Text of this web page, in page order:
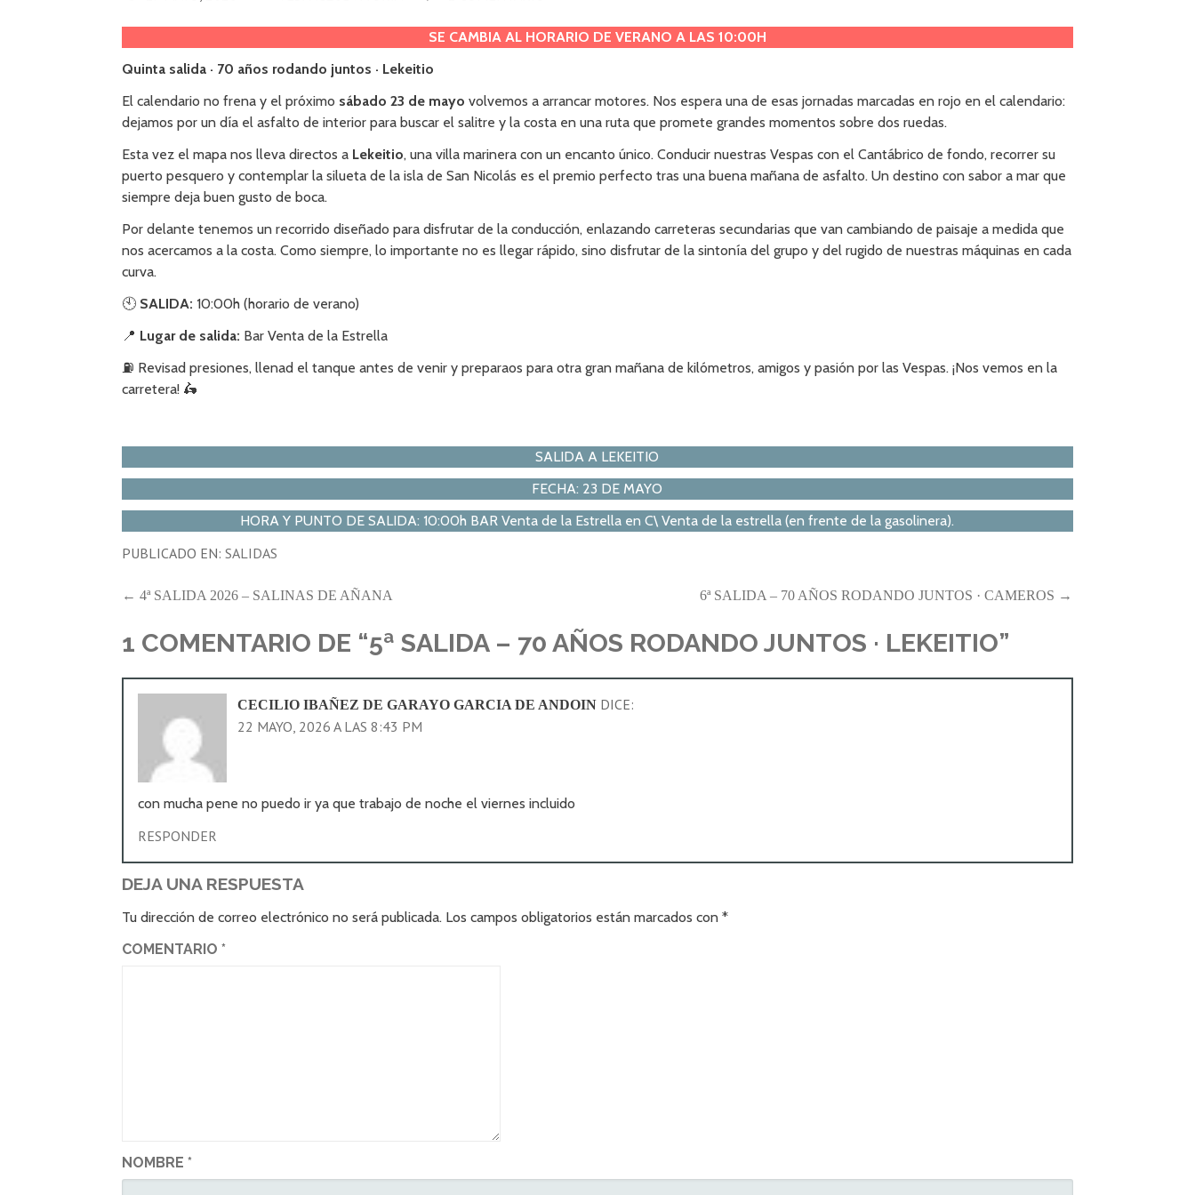
SE CAMBIA AL HORARIO DE VERANO A LAS 10:00H
Quinta salida · 70 años rodando juntos · Lekeitio
El calendario no frena y el próximo sábado 23 de mayo volvemos a arrancar motores. Nos espera una de esas jornadas marcadas en rojo en el calendario:
dejamos por un día el asfalto de interior para buscar el salitre y la costa en una ruta que promete grandes momentos sobre dos ruedas.
Esta vez el mapa nos lleva directos a Lekeitio, una villa marinera con un encanto único. Conducir nuestras Vespas con el Cantábrico de fondo, recorrer su
puerto pesquero y contemplar la silueta de la isla de San Nicolás es el premio perfecto tras una buena mañana de asfalto. Un destino con sabor a mar que
siempre deja buen gusto de boca.
Por delante tenemos un recorrido diseñado para disfrutar de la conducción, enlazando carreteras secundarias que van cambiando de paisaje a medida que
nos acercamos a la costa. Como siempre, lo importante no es llegar rápido, sino disfrutar de la sintonía del grupo y del rugido de nuestras máquinas en cada
curva.
🕙 SALIDA: 10:00h (horario de verano)
📍 Lugar de salida: Bar Venta de la Estrella
⛽ Revisad presiones, llenad el tanque antes de venir y preparaos para otra gran mañana de kilómetros, amigos y pasión por las Vespas. ¡Nos vemos en la
carretera! 🛵
SALIDA A LEKEITIO
FECHA: 23 DE MAYO
HORA Y PUNTO DE SALIDA: 10:00h BAR Venta de la Estrella en C\ Venta de la estrella (en frente de la gasolinera).
PUBLICADO EN:SALIDAS
NAVEGACIÓN
DE
ENTRADAS
← 4ª SALIDA 2026 – SALINAS DE AÑANA 6ª SALIDA – 70 AÑOS RODANDO JUNTOS · CAMEROS →
1 COMENTARIO DE “5ª SALIDA – 70 AÑOS RODANDO JUNTOS · LEKEITIO”
CECILIO IBAÑEZ DE GARAYO GARCIA DE ANDOIN DICE:
22 MAYO, 2026 A LAS 8:43 PM
con mucha pene no puedo ir ya que trabajo de noche el viernes incluido
RESPONDER
DEJA UNA RESPUESTA
Tu dirección de correo electrónico no será publicada. Los campos obligatorios están marcados con*
COMENTARIO*
NOMBRE*